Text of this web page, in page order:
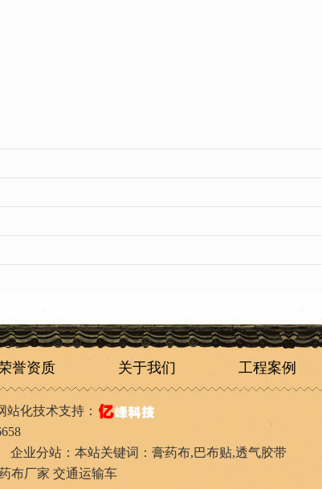
誉资质 关于我们 工程案例
站化技术支持：
业分站：本站关键词： 膏药布,巴布贴,透气胶带
布厂家 交通运输车